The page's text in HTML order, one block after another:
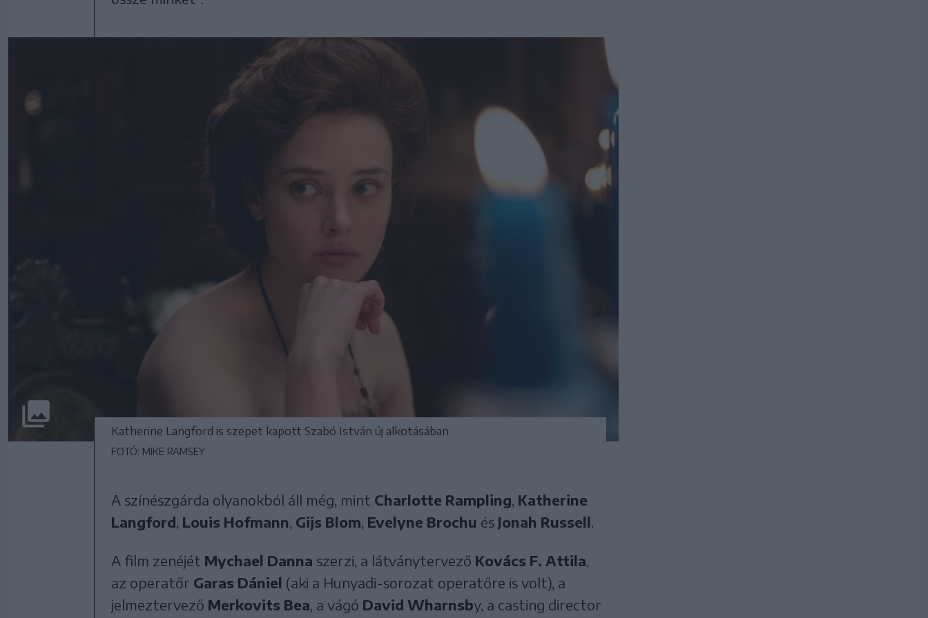
Katherine Langford is szepet kapott Szabó István új alkotásában
FOTÓ: MIKE RAMSEY
A színészgárda olyanokból áll még, mint Charlotte Rampling, Katherine
Langford, Louis Hofmann, Gijs Blom, Evelyne Brochu és Jonah Russell.
A film zenéjét Mychael Danna szerzi, a látványtervező Kovács F. Attila,
az operatőr Garas Dániel (aki a Hunyadi-sorozat operatőre is volt), a
jelmeztervező Merkovits Bea, a vágó David Wharnsby, a casting director